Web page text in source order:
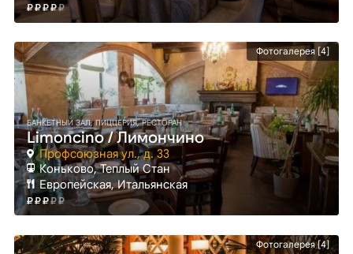
Фотогалерея [4]
БАНКЕТНЫЙ ЗАЛ, ПИЦЦЕРИЯ, РЕСТОРАН
Limoncino / Лимончино
Профсоюзная ул., д. 33
Коньково, Теплый Стан
Европейская, Итальянская
Фотогалерея [4]